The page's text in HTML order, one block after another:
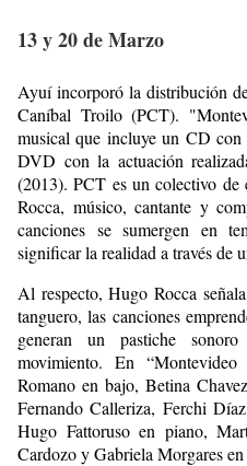
13 y 20 de Marzo
Ayuí incorporó la distribución
Caníbal Troilo (PCT).
musical que incluye un CD
DVD con la actuación
(2013). PCT es un colectivo
Rocca, músico, cantante y
canciones se sumergen en
significar la realidad a través de
Al respecto, Hugo Rocca
tanguero, las canciones
generan un pastiche
movimiento. En
Romano en bajo, Betina
Fernando Calleriza, Ferchi
Hugo Fattoruso en piano,
Cardozo y Gabriela Morgares